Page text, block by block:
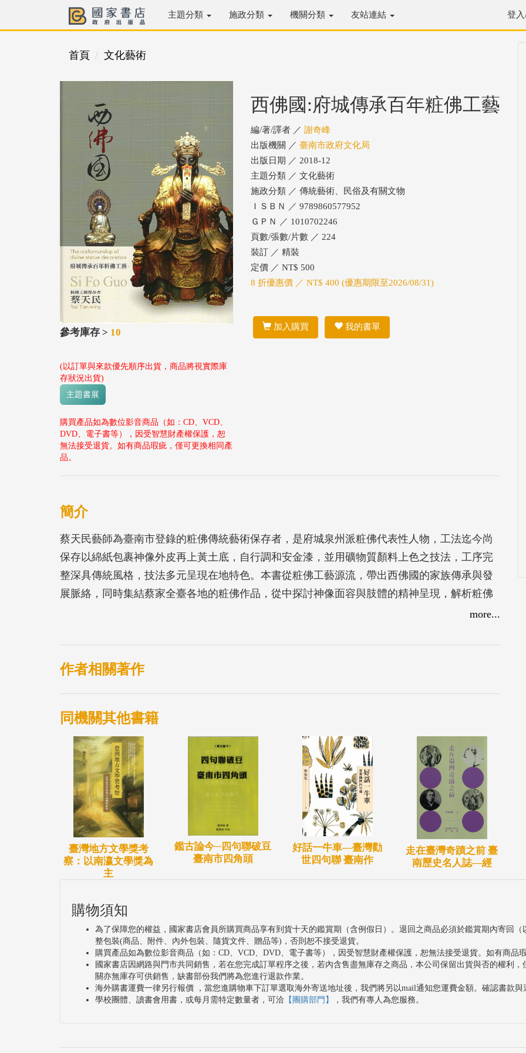
主題分類 施政分類 機關分類 友站連結 登
首頁 文化藝術
參考庫存 > 10
(以訂單與來款優先順序出貨，商品將視實際庫
存狀況出貨)
主題書展
購買產品如為數位影音商品（如：CD、VCD、
DVD、電子書等），因受智慧財產權保護，恕
無法接受退貨。如有商品瑕疵，僅可更換相同產
品。
西佛國:府城傳承百年粧佛工藝
編/著/譯者 ／ 謝奇峰
出版機關 ／ 臺南市政府文化局
出版日期 ／ 2018-12
主題分類 ／ 文化藝術
施政分類 ／ 傳統藝術、民俗及有關文物
ＩＳＢＮ ／ 9789860577952
ＧＰＮ ／ 1010702246
頁數/張數/片數 ／ 224
裝訂 ／ 精裝
定價 ／ NT$ 500
8 折優惠價 ／ NT$ 400 (優惠期限至2026/08/31)
加入購買 我的書單
簡介
蔡天民藝師為臺南市登錄的粧佛傳統藝術保存者，是府城泉州派粧佛代表性人物，工法迄今尚
保存以綿紙包裹神像外皮再上黃土底，自行調和安金漆，並用礦物質顏料上色之技法，工序完
整深具傳統風格，技法多元呈現在地特色。本書從粧佛工藝源流，帶出西佛國的家族傳承與發
展脈絡，同時集結蔡家全臺各地的粧佛作品，從中探討神像面容與肢體的精神呈現，解析粧佛
技藝派別的差異，引導讀者認識粧佛工藝的豐富內涵，領略西佛國技藝薪傳的頂真精神。more...
作者相關著作
同機關其他書籍
臺灣地方文學獎考
察：以南瀛文學獎為
主
鑑古論今─四句聯破豆
臺南市四角頭
好話一牛車—臺灣勸
世四句聯 臺南作
走在臺灣奇蹟之前 臺
南歷史名人誌—經
購物須知
為了保障您的權益，國家書店會員所購買商品享有到貨十天的鑑賞期（含例假日）。退回之商品必須於鑑賞期內寄回
整包裝(商品、附件、內外包裝、隨貨文件、贈品等)，否則恕不接受退貨。
購買產品如為數位影音商品（如：CD、VCD、DVD、電子書等），因受智慧財產權保護，恕無法接受退貨。如有商品
國家書店因網路與門市共同銷售，若在您完成訂單程序之後，若內含售盡無庫存之商品，本公司保留出貨與否的權利
關亦無庫存可供銷售，缺書部份我們將為您進行退款作業。
海外購書運費一律另行報價 ，當您進購物車下訂單選取海外寄送地址後，我們將另以mail通知您運費金額。確認書款
學校團體、讀書會用書，或每月需特定數量者，可洽 【團購部門】 ，我們有專人為您服務。